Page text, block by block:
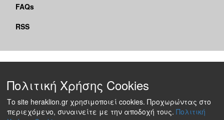
FAQs
RSS
Πολιτική Χρήσης Cookies
Το site heraklion.gr χρησιμοποιεί cookies. Προχωρώντας στο
περιεχόμενο, συναινείτε με την αποδοχή τους. Πολιτική